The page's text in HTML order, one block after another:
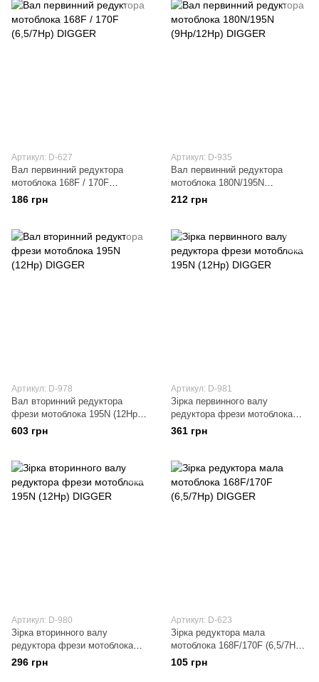
Артикул: D-627
Вал первинний редуктора
мотоблока 168F / 170F
(6,5/7Hp) DIGGER
186 грн
Артикул: D-935
Вал первинний редуктора
мотоблока 180N/195N
(9Hp/12Hp) DIGGER
212 грн
Артикул: D-978
Вал вторинний редуктора
фрези мотоблока 195N (12Hp)
DIGGER
603 грн
Артикул: D-981
Зірка первинного валу
редуктора фрези мотоблока
195N (12Hp) DIGGER
361 грн
Артикул: D-980
Зірка вторинного валу
редуктора фрези мотоблока
195N (12Hp) DIGGER
296 грн
Артикул: D-623
Зірка редуктора мала
мотоблока 168F/170F (6,5/7Hp)
DIGGER
105 грн